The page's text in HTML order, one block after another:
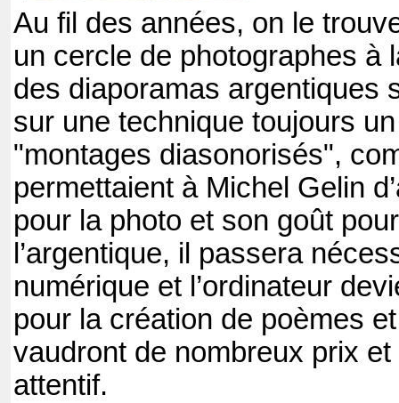
Au fil des années, on le
un cercle de photographes à
des diaporamas argentiques
sur une technique toujours
"montages diasonorisés",
permettaient à Michel Gelin
pour la photo et son goût
l’argentique, il passera
numérique et l’ordinateur
pour la création de poèmes
vaudront de nombreux prix et
attentif.